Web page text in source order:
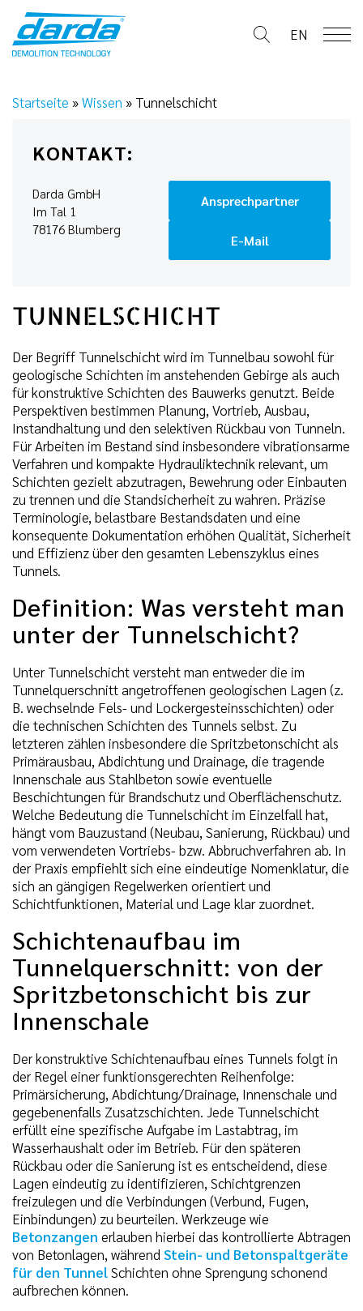
content
EN
Startseite »Wissen » Tunnelschicht
KONTAKT:
Darda GmbH
Im Tal 1
78176 Blumberg
Ansprechpartner
E-Mail
TUNNELSCHICHT
Der Begriff Tunnelschicht wird im Tunnelbau sowohl für
geologische Schichten im anstehenden Gebirge als auch
für konstruktive Schichten des Bauwerks genutzt. Beide
Perspektiven bestimmen Planung, Vortrieb, Ausbau,
Instandhaltung und den selektiven Rückbau von Tunneln.
Für Arbeiten im Bestand sind insbesondere vibrationsarme
Verfahren und kompakte Hydrauliktechnik relevant, um
Schichten gezielt abzutragen, Bewehrung oder Einbauten
zu trennen und die Standsicherheit zu wahren. Präzise
Terminologie, belastbare Bestandsdaten und eine
konsequente Dokumentation erhöhen Qualität, Sicherheit
und Effizienz über den gesamten Lebenszyklus eines
Tunnels.
Definition: Was versteht man
unter der Tunnelschicht?
Unter Tunnelschicht versteht man entweder die im
Tunnelquerschnitt angetroffenen geologischen Lagen (z.
B. wechselnde Fels- und Lockergesteinsschichten) oder
die technischen Schichten des Tunnels selbst. Zu
letzteren zählen insbesondere die Spritzbetonschicht als
Primärausbau, Abdichtung und Drainage, die tragende
Innenschale aus Stahlbeton sowie eventuelle
Beschichtungen für Brandschutz und Oberflächenschutz.
Welche Bedeutung die Tunnelschicht im Einzelfall hat,
hängt vom Bauzustand (Neubau, Sanierung, Rückbau) und
vom verwendeten Vortriebs- bzw. Abbruchverfahren ab. In
der Praxis empfiehlt sich eine eindeutige Nomenklatur, die
sich an gängigen Regelwerken orientiert und
Schichtfunktionen, Material und Lage klar zuordnet.
Schichtenaufbau im
Tunnelquerschnitt: von der
Spritzbetonschicht bis zur
Innenschale
Der konstruktive Schichtenaufbau eines Tunnels folgt in
der Regel einer funktionsgerechten Reihenfolge:
Primärsicherung, Abdichtung/Drainage, Innenschale und
gegebenenfalls Zusatzschichten. Jede Tunnelschicht
erfüllt eine spezifische Aufgabe im Lastabtrag, im
Wasserhaushalt oder im Betrieb. Für den späteren
Rückbau oder die Sanierung ist es entscheidend, diese
Lagen eindeutig zu identifizieren, Schichtgrenzen
freizulegen und die Verbindungen (Verbund, Fugen,
Einbindungen) zu beurteilen. Werkzeuge wie
Betonzangen erlauben hierbei das kontrollierte Abtragen
von Betonlagen, während Stein- und Betonspaltgeräte
für den TunnelSchichten ohne Sprengung schonend
aufbrechen können.